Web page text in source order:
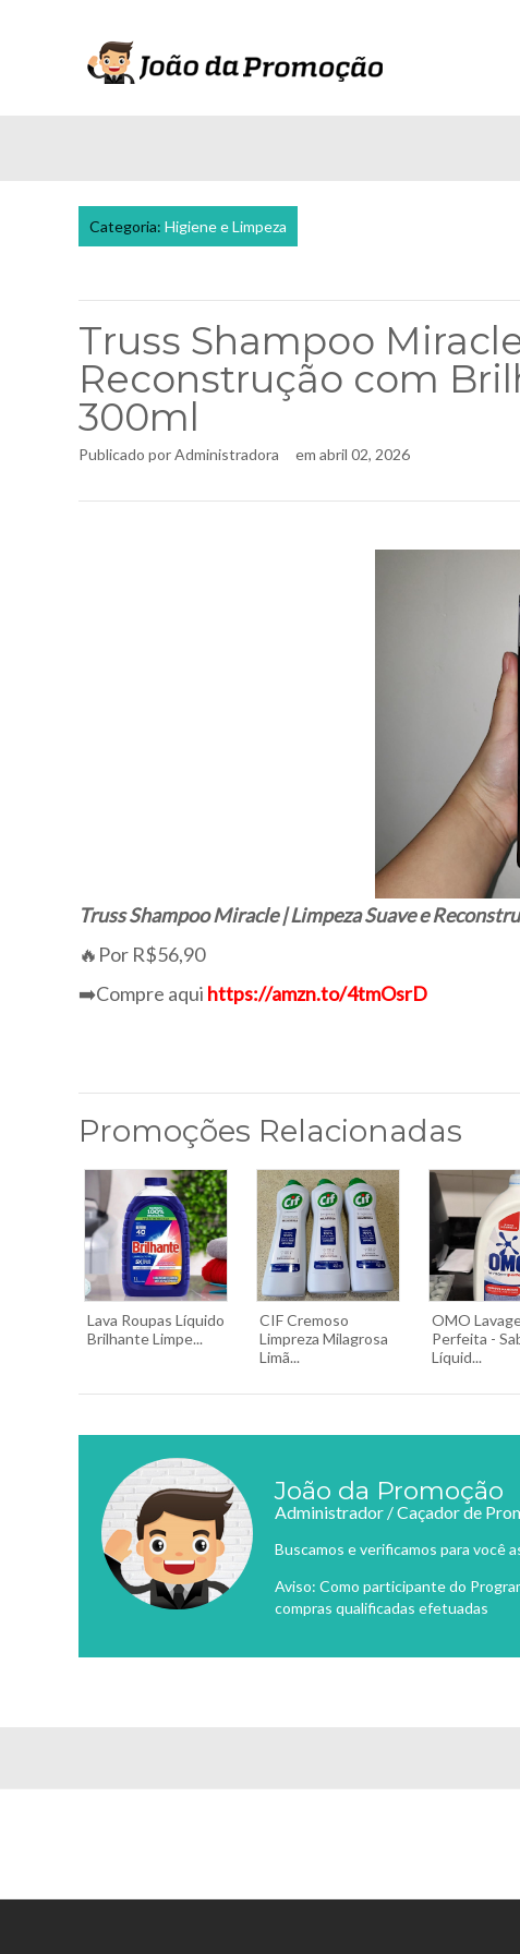
Categoria: Higiene e Limpeza
Truss Shampoo
Reconstrução com
300ml
Publicado porAdministradora em abril 02, 2026
Truss Shampoo Miracle | Limpeza Suave e
🔥Por R$56,90
➡️Compre aqui https://amzn.to/4tmOsrD
Promoções Relacionadas
Lava Roupas Líquido
Brilhante Limpe...
CIF Cremoso
Limpreza Milagrosa
Limã...
OMO
Perfeita -
Líquid...
João da Promoção
Administrador / Caçador de
Buscamos e verificamos para você
Aviso: Como participante do
compras qualificadas efetuadas